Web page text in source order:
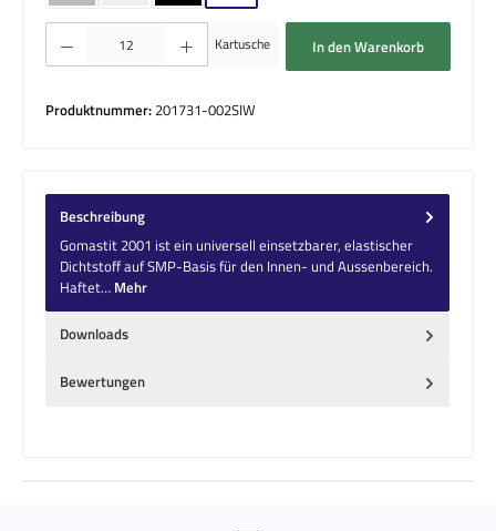
Kartusche In den Warenkorb
Produktnummer:201731-002SIW
Beschreibung
Gomastit 2001 ist ein universell einsetzbarer, elastischer
Dichtstoff auf SMP-Basis für den Innen- und Aussenbereich.
Haftet… Mehr
Downloads
Bewertungen